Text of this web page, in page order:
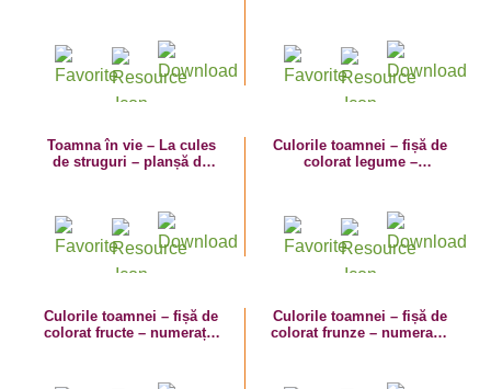
Toamna în vie – La cules
de struguri – planșă de
Culorile toamnei – fișă de
colorat legume –
Culorile toamnei – fișă de
colorat fructe – numerația
Culorile toamnei – fișă de
colorat frunze – numerația